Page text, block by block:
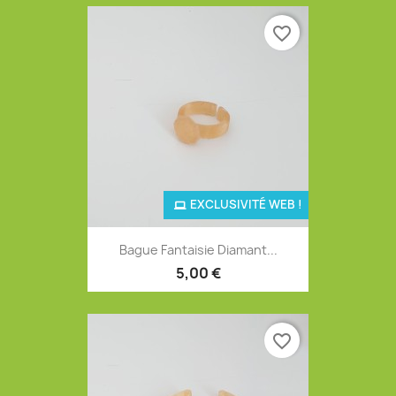
Bague Fantaisie Diamant...
5,00 €
EXCLUSIVITÉ WEB !
favorite_border
favorite_border